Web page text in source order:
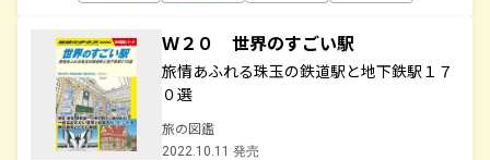
Ｗ２０ 世界のすごい駅
旅情あふれる珠玉の鉄道駅と地下鉄駅１７
０選
旅の図鑑
2022.10.11 発売